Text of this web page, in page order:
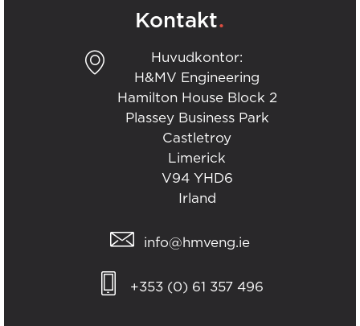
Kontakt.
Huvudkontor:
H&MV Engineering
Hamilton House Block 2
Plassey Business Park
Castletroy
Limerick
V94 YHD6
Irland
info@hmveng.ie
+353 (0) 61 357 496